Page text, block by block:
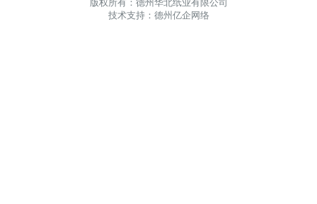
版权所有：德州华北纸业有限公司
技术支持：德州亿企网络